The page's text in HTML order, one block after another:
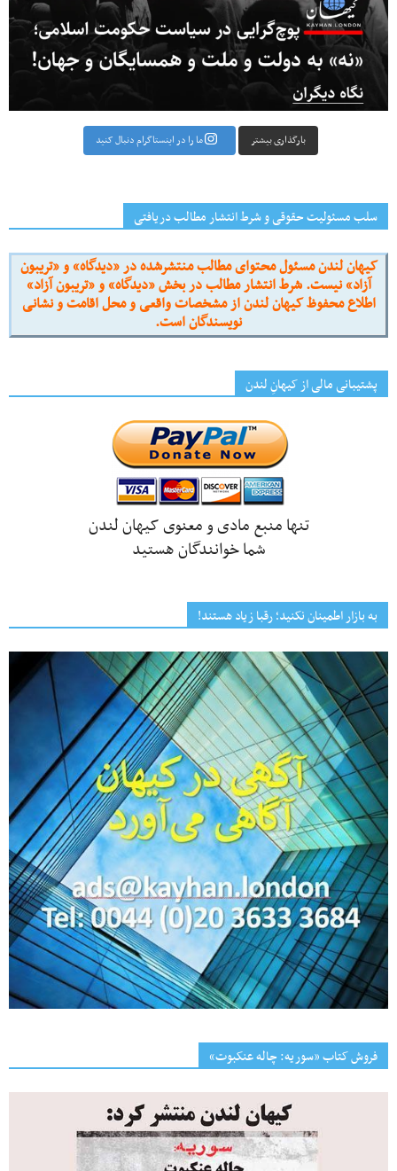
بارگذاری بیشتر ما را در اینستاگرام دنبال کنید
سلب مسئولیت حقوقی و شرط انتشار مطالب دریافتی
کیهان لندن مسئول محتوای مطالب منتشرشده در «دیدگاه» و «تریبون
آزاد» نیست. شرط انتشار مطالب در بخش «دیدگاه» و «تریبون آزاد»
اطلاع محفوظ کیهان لندن از مشخصات واقعی و محل اقامت و نشانی
نویسندگان است.
پشتیبانی مالی از کیهانِ لندن
تنها منبع مادی و معنوی کیهان لندن
شما خوانندگان هستید
به بازار اطمینان نکنید؛ رقبا زیاد هستند!
فروش کتاب «سوریه: چاله عنکبوت»